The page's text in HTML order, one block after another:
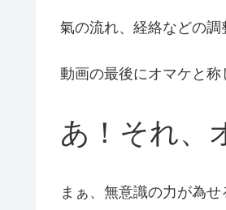
氣の流れ、経絡などの調
動画の最後にオマケと称
あ！それ、
まぁ、無意識の力が為